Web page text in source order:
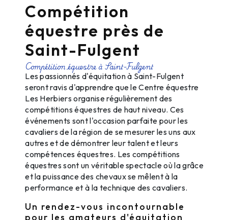
Compétition
équestre près de
Saint-Fulgent
Compétition équestre à Saint-Fulgent
Les passionnés d'équitation à Saint-Fulgent
seront ravis d'apprendre que le Centre équestre
Les Herbiers organise régulièrement des
compétitions équestres de haut niveau. Ces
événements sont l'occasion parfaite pour les
cavaliers de la région de se mesurer les uns aux
autres et de démontrer leur talent et leurs
compétences équestres. Les compétitions
équestres sont un véritable spectacle où la grâce
et la puissance des chevaux se mêlent à la
performance et à la technique des cavaliers.
Un rendez-vous incontournable
pour les amateurs d'équitation